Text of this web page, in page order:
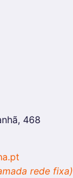
468
rede fixa)